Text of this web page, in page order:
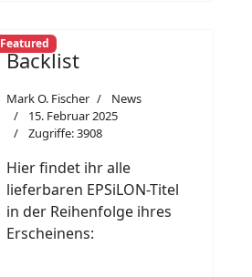
Featured
Backlist
Mark O. Fischer
News
15. Februar 2025
Zugriffe: 3908
Hier findet ihr alle
lieferbaren EPSiLON-Titel
in der Reihenfolge ihres
Erscheinens: